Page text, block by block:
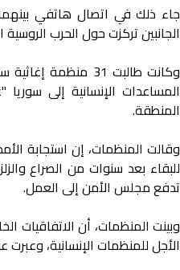
جاء ذلك في اتصال هاتفي بينهما،
الجانبين تركزت حول الحرب
وكانت طالبت 31
المنطقة.
وقالت المنظمات، إن استجابة
للبقاء بعد سنوات من الصراع
تدفع مجلس الأمن إلى العمل.
وبينت المنظمات، أن الاتفاقيات
الأجل للمنظمات الإنسانية، وعبرت عن